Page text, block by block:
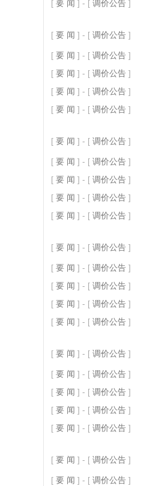
[ 要 闻 ] - [ 调价公告 ]
[ 要 闻 ] - [ 调价公告 ]
[ 要 闻 ] - [ 调价公告 ]
[ 要 闻 ] - [ 调价公告 ]
[ 要 闻 ] - [ 调价公告 ]
[ 要 闻 ] - [ 调价公告 ]
[ 要 闻 ] - [ 调价公告 ]
[ 要 闻 ] - [ 调价公告 ]
[ 要 闻 ] - [ 调价公告 ]
[ 要 闻 ] - [ 调价公告 ]
[ 要 闻 ] - [ 调价公告 ]
[ 要 闻 ] - [ 调价公告 ]
[ 要 闻 ] - [ 调价公告 ]
[ 要 闻 ] - [ 调价公告 ]
[ 要 闻 ] - [ 调价公告 ]
[ 要 闻 ] - [ 调价公告 ]
[ 要 闻 ] - [ 调价公告 ]
[ 要 闻 ] - [ 调价公告 ]
[ 要 闻 ] - [ 调价公告 ]
[ 要 闻 ] - [ 调价公告 ]
[ 要 闻 ] - [ 调价公告 ]
[ 要 闻 ] - [ 调价公告 ]
[ 要 闻 ] - [ 调价公告 ]